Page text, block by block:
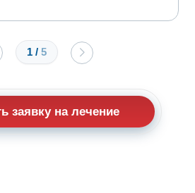
1 / 5
заявку на лечение